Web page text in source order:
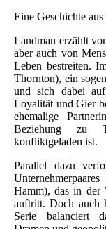
Eine Geschichte
Landman erzählt
aber auch von
Leben bestreiten.
Thornton), ein
und sich dabei
Loyalität und Gier
ehemalige
Beziehung zu
konfliktgeladen ist.
Parallel dazu
Hamm), das in der
auftritt. Doch auch
Serie balanciert